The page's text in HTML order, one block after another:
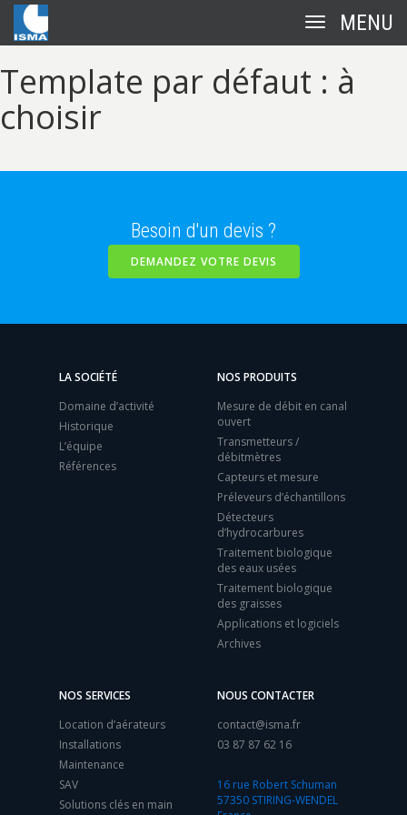
Toggle
Template par défaut : à
choisir
Besoin d'un devis ?
DEMANDEZ VOTRE DEVIS
LA SOCIÉTÉ
Domaine d’activité
Historique
L’équipe
Références
NOS PRODUITS
Mesure de débit en canal
ouvert
Transmetteurs /
débitmètres
Capteurs et mesure
Préleveurs d’échantillons
Détecteurs
d’hydrocarbures
Traitement biologique
des eaux usées
Traitement biologique
des graisses
Applications et logiciels
Archives
NOS SERVICES
Location d’aérateurs
Installations
Maintenance
SAV
Solutions clés en main
NOUS CONTACTER
contact@isma.fr
03 87 87 62 16
16 rue Robert Schuman
57350 STIRING-WENDEL